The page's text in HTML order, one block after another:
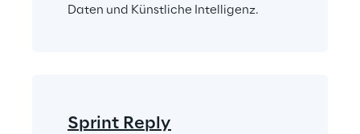
Daten und Künstliche Intelligenz.
Sprint Reply